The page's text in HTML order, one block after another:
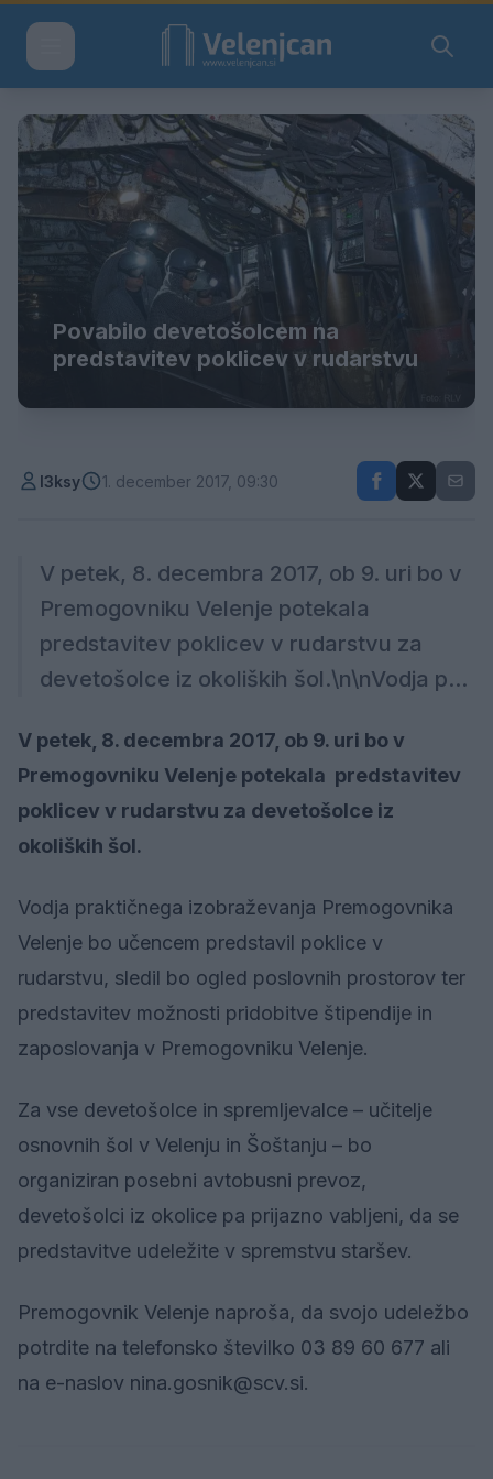
Povabilo devetošolcem na
predstavitev poklicev v rudarstvu
l3ksy 1. december 2017, 09:30
V petek, 8. decembra 2017, ob 9. uri bo v
Premogovniku Velenje potekala
predstavitev poklicev v rudarstvu za
devetošolce iz okoliških šol.\n\nVodja p...
V petek, 8. decembra 2017, ob 9. uri bo v
Premogovniku Velenje potekala predstavitev
poklicev v rudarstvu za devetošolce iz
okoliških šol.
Vodja praktičnega izobraževanja Premogovnika
Velenje bo učencem predstavil poklice v
rudarstvu, sledil bo ogled poslovnih prostorov ter
predstavitev možnosti pridobitve štipendije in
zaposlovanja v Premogovniku Velenje.
Za vse devetošolce in spremljevalce – učitelje
osnovnih šol v Velenju in Šoštanju – bo
organiziran posebni avtobusni prevoz,
devetošolci iz okolice pa prijazno vabljeni, da se
predstavitve udeležite v spremstvu staršev.
Premogovnik Velenje naproša, da svojo udeležbo
potrdite na telefonsko številko 03 89 60 677 ali
na e-naslov nina.gosnik@scv.si.